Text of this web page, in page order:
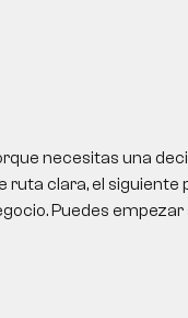
necesitas una
ruta clara, el siguiente
Puedes empezar